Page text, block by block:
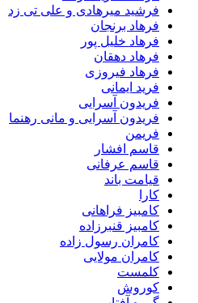
فرشید میرهادی و علی تی زد
فرهاد برنجان
فرهاد خلیل پور
فرهاد دهقان
فرهاد فیروزی
فرید ایمانی
فریدون آسرایی
فریدون آسرایی و مانی رهنما
فریمن
قاسم افشار
قاسم عرفانی
قیامت باند
کارا
کامبیز فراهانی
کامبیز قنبرزاده
کامران رسول زاده
کامران مولایی
کلمست
کوروش